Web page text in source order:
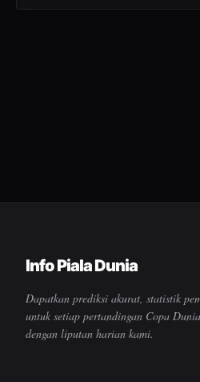
Info Piala Dunia
Dapatkan prediksi akurat, statistik
untuk setiap pertandingan Copa
dengan liputan harian kami.